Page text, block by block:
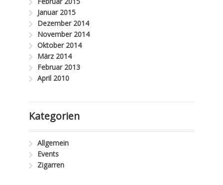
Januar 2015
Dezember 2014
November 2014
Oktober 2014
März 2014
Februar 2013
April 2010
Kategorien
Allgemein
Events
Zigarren